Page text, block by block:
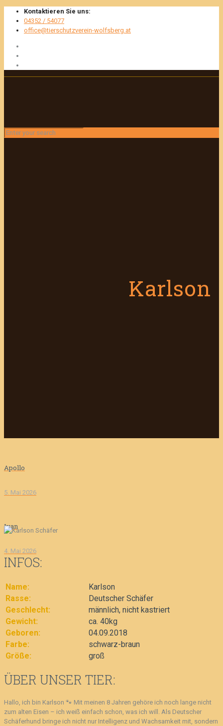
Kontaktieren Sie uns:
04352 / 54077
office@tierschutzverein-wolfsberg.at
Karlson
Apollo
5. Mai 2026
Ivan
4. Mai 2026
INFOS:
Name:
Karlson
Rasse:
Deutscher Schäfer
Geschlecht:
männlich, nicht kastriert
Gewicht:
ca. 40kg
Geboren:
04.09.2018
Farbe:
schwarz-braun
Größe:
groß
ÜBER UNSER TIER:
Hallo, ich bin Karlson 🐾 Mit meinen 8 Jahren gehöre ich noch lange nicht
zum alten Eisen – ich weiß einfach schon, was ich will. Als Deutscher
Schäferhund bringe ich nicht nur Intelligenz und Wachsamkeit mit, sondern